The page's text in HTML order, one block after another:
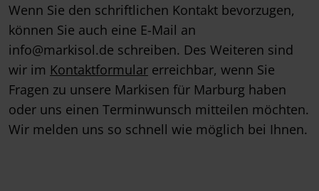
Wenn Sie den schriftlichen Kontakt bevorzugen,
können Sie auch eine E-Mail an
info@markisol.de schreiben. Des Weiteren sind
wir im Kontaktformular erreichbar, wenn Sie
Fragen zu unsere Markisen für Marburg haben
oder uns einen Terminwunsch mitteilen möchten.
Wir melden uns so schnell wie möglich bei Ihnen.